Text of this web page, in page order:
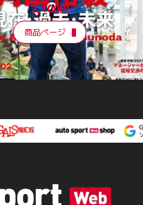
2,100円
商品ページ